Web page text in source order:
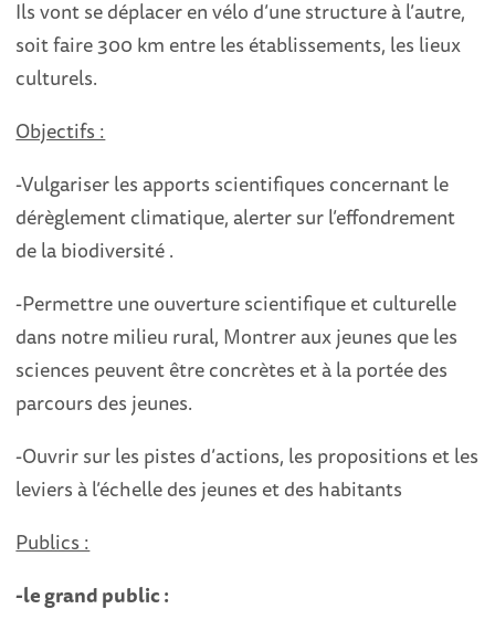
Ils vont se déplacer en vélo d’une structure à l’autre,
soit faire 300 km entre les établissements, les lieux
culturels.
Objectifs :
-Vulgariser les apports scientifiques concernant le
dérèglement climatique, alerter sur l’effondrement
de la biodiversité .
-Permettre une ouverture scientifique et culturelle
dans notre milieu rural, Montrer aux jeunes que les
sciences peuvent être concrètes et à la portée des
parcours des jeunes.
-Ouvrir sur les pistes d’actions, les propositions et les
leviers à l’échelle des jeunes et des habitants
Publics :
-le grand public :